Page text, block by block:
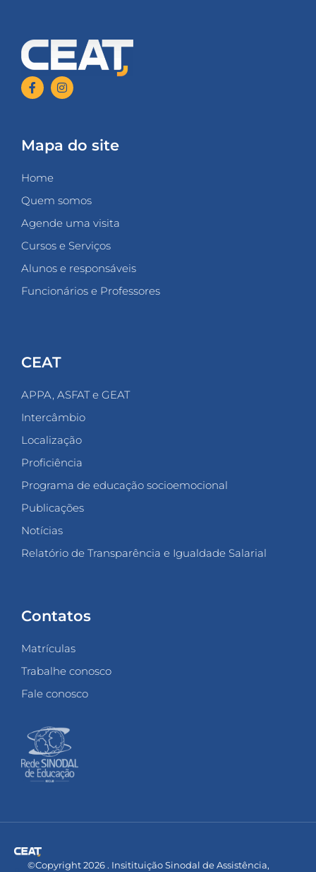
Mapa do site
Home
Quem somos
Agende uma visita
Cursos e Serviços
Alunos e responsáveis
Funcionários e Professores
CEAT
APPA, ASFAT e GEAT
Intercâmbio
Localização
Proficiência
Programa de educação socioemocional
Publicações
Notícias
Relatório de Transparência e Igualdade Salarial
Contatos
Matrículas
Trabalhe conosco
Fale conosco
©Copyright 2026 . Insitituição Sinodal de Assistência,